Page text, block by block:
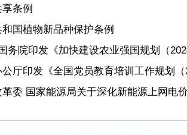
条例
国植物新品种保护条例
务院印发《加快建设农业强国规划（
厅印发《全国党员教育培训工作规划
革委 国家能源局关于深化新能源上网电